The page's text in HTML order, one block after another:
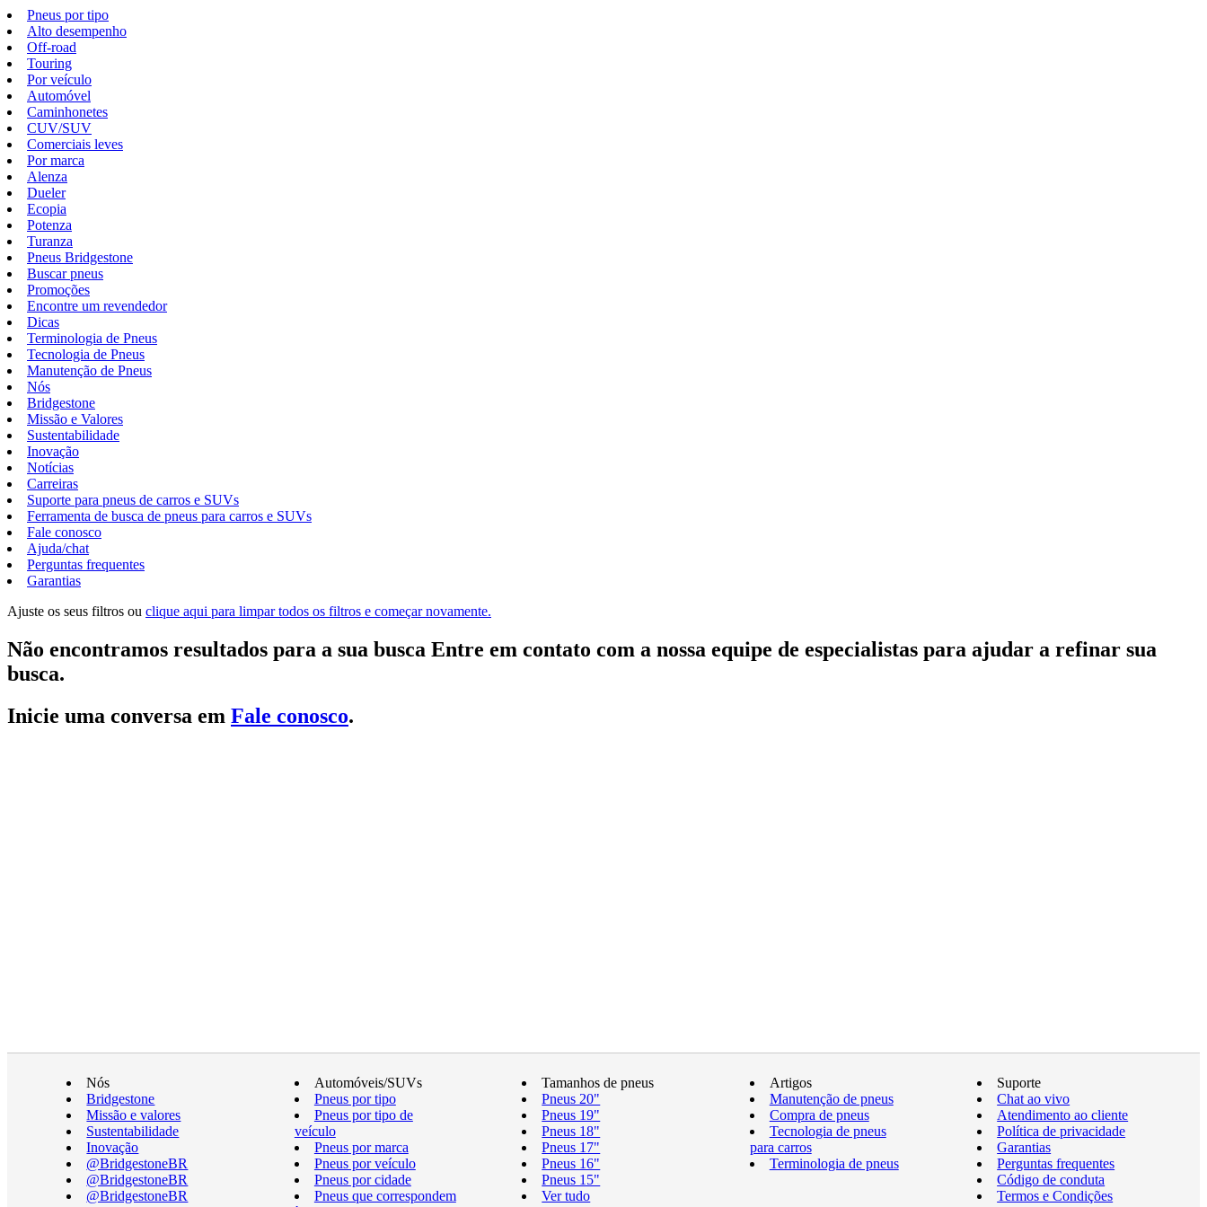
Pneus por tipo
Alto desempenho
Off-road
Touring
Por veículo
Automóvel
Caminhonetes
CUV/SUV
Comerciais leves
Por marca
Alenza
Dueler
Ecopia
Potenza
Turanza
Pneus Bridgestone
Buscar pneus
Promoções
Encontre um revendedor
Dicas
Terminologia de Pneus
Tecnologia de Pneus
Manutenção de Pneus
Nós
Bridgestone
Missão e Valores
Sustentabilidade
Inovação
Notícias
Carreiras
Suporte para pneus de carros e SUVs
Ferramenta de busca de pneus para carros e SUVs
Fale conosco
Ajuda/chat
Perguntas frequentes
Garantias
Ajuste os seus filtros ou clique aqui para limpar todos os filtros e começar novamente.
Não encontramos resultados para a sua busca Entre em contato com a nossa equipe de especialistas para ajudar a refinar sua
busca.
Inicie uma conversa em Fale conosco.
Nós
Bridgestone
Missão e valores
Sustentabilidade
Inovação
@BridgestoneBR
@BridgestoneBR
@BridgestoneBR
Automóveis/SUVs
Pneus por tipo
Pneus por tipo de
veículo
Pneus por marca
Pneus por veículo
Pneus por cidade
Pneus que correspondem
Tamanhos de pneus
Pneus 20"
Pneus 19"
Pneus 18"
Pneus 17"
Pneus 16"
Pneus 15"
Ver tudo
Artigos
Manutenção de pneus
Compra de pneus
Tecnologia de pneus
para carros
Terminologia de pneus
Suporte
Chat ao vivo
Atendimento ao cliente
Política de privacidade
Garantias
Perguntas frequentes
Código de conduta
Termos e Condições